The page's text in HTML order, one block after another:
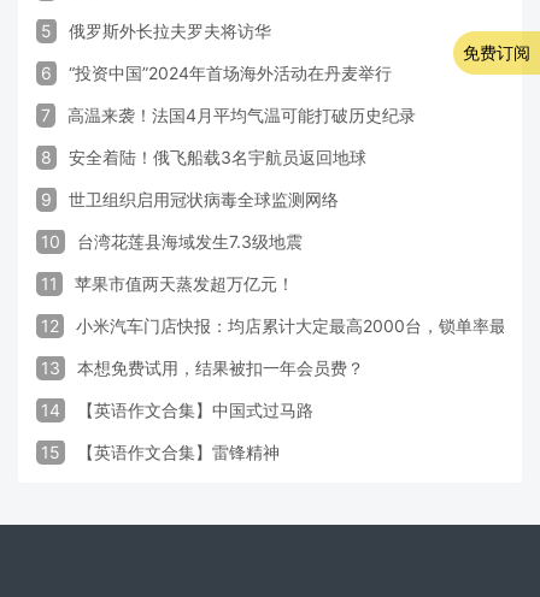
5 俄罗斯外长拉夫罗夫将访华
6 “投资中国”2024年首场海外活动在丹麦举行
7 高温来袭！法国4月平均气温可能打破历史纪录
8 安全着陆！俄飞船载3名宇航员返回地球
9 世卫组织启用冠状病毒全球监测网络
10 台湾花莲县海域发生7.3级地震
11 苹果市值两天蒸发超万亿元！
12 小米汽车门店快报：均店累计大定最高2000台，锁单率最高
13 本想免费试用，结果被扣一年会员费？
14 【英语作文合集】中国式过马路
15 【英语作文合集】雷锋精神
免费订阅